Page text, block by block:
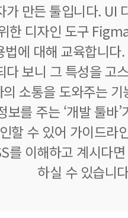
가 만든 툴입니다. UI
한 디자인 도구
법에 대해 교육합니
다 보니 그 특성을 고
소통을 도와주는
보를 주는 ‘개발 툴바
할 수 있어 가이드라
를 이해하고 계시다
하실 수 있습니